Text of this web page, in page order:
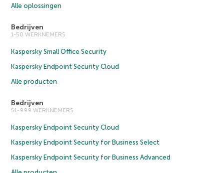
Alle oplossingen
Bedrijven
1-50 WERKNEMERS
Kaspersky Small Office Security
Kaspersky Endpoint Security Cloud
Alle producten
Bedrijven
51-999 WERKNEMERS
Kaspersky Endpoint Security Cloud
Kaspersky Endpoint Security for Business Select
Kaspersky Endpoint Security for Business Advanced